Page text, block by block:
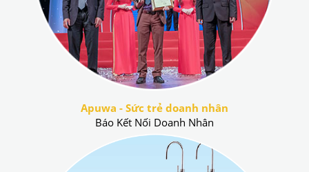
Apuwa - Sức trẻ doanh nhân
Báo Kết Nối Doanh Nhân